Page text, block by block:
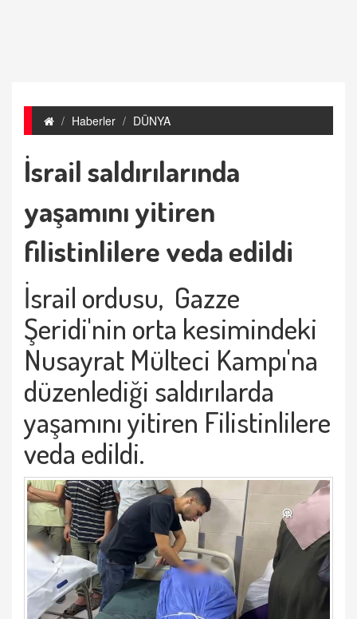
Haberler DÜNYA
İsrail saldırılarında
yaşamını yitiren
filistinlilere veda edildi
İsrail ordusu, Gazze
Şeridi'nin orta kesimindeki
Nusayrat Mülteci Kampı'na
düzenlediği saldırılarda
yaşamını yitiren Filistinlilere
veda edildi.